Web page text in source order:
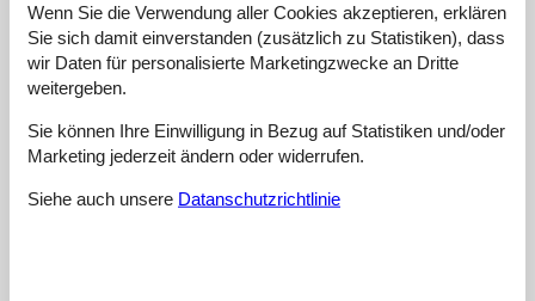
Unsere Gästebewertungen
4,3
Wenn Sie die Verwendung aller Cookies akzeptieren, erklären
Sie sich damit einverstanden (zusätzlich zu Statistiken), dass
wir Daten für personalisierte Marketingzwecke an Dritte
weitergeben.
Sie können Ihre Einwilligung in Bezug auf Statistiken und/oder
Marketing jederzeit ändern oder widerrufen.
Siehe auch unsere Datanschutzrichtlinie